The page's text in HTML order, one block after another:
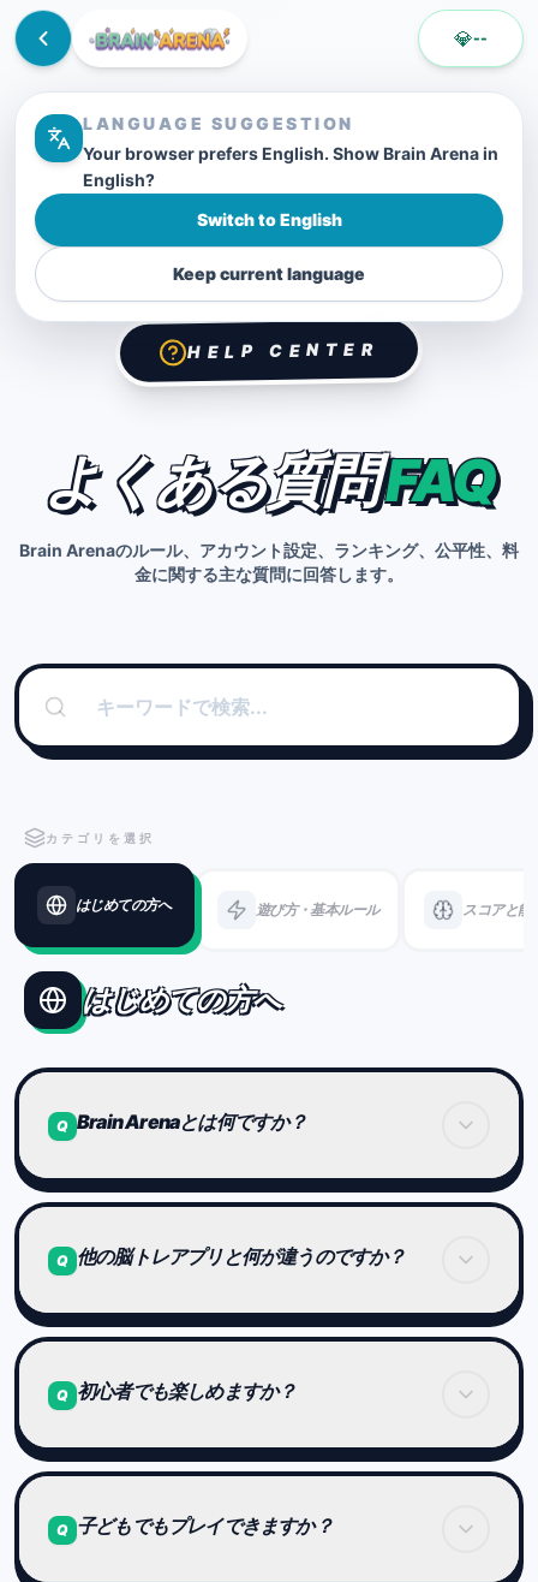
LANGUAGE SUGGESTION
Your browser prefers English. Show Brain Arena in
English?
Switch to English
Keep current language
💎--
HELP CENTER
よくある質問FAQ
Brain Arenaのルール、アカウント設定、ランキング、公平性、料
金に関する主な質問に回答します。
カテゴリを選択
はじめての方へ 遊び方・基本ルール スコアと能
はじめての方へ
Q Brain Arenaとは何ですか？
制御の4つの能力を使って競い合う、世界共通の頭
ームとして体験できます。
Q 他の脳トレアプリと何が違うのですか？
Arenaは競技として成立する設計になっています。
課金で有利にならない
Q 初心者でも楽しめますか？
ます。
Q 子どもでもプレイできますか？